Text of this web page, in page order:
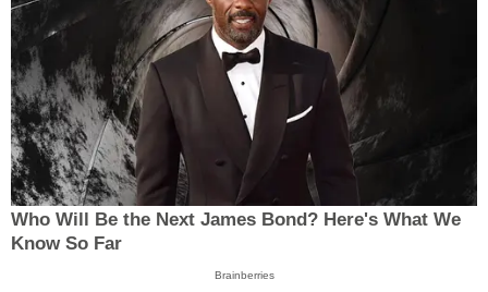
Who Will Be the Next James Bond? Here's What We
Know So Far
Brainberries